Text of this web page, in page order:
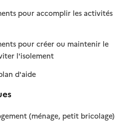
pour accomplir les activités
pour créer ou maintenir le
l'isolement: disponible
: non disponible
d'aide
: disponible
: non disponible
(ménage, petit bricolage): disponible
: non